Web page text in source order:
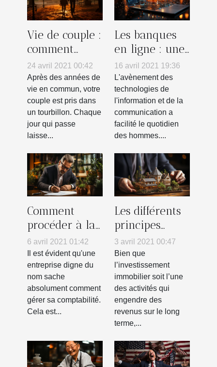
Vie de couple :
comment
sortir de la
routine ?
24 avril 2021 00:42
Après des années de
vie en commun, votre
couple est pris dans
un tourbillon. Chaque
jour qui passe
laisse...
Les banques
en ligne : une
révolution
pour les
entreprises
16 avril 2021 19:36
L'avènement des
technologies de
l'information et de la
communication a
facilité le quotidien
des hommes....
Comment
procéder à la
gestion de la
comptabilité
d’une auto
entreprise ?
6 avril 2021 01:42
Il est évident qu'une
entreprise digne du
nom sache
absolument comment
gérer sa comptabilité.
Cela est...
Les différents
principes
d’une agence
immobilière:
ce qu’il en est
!
3 avril 2021 00:47
Bien que
l’investissement
immobilier soit l’une
des activités qui
engendre des
revenus sur le long
terme,...